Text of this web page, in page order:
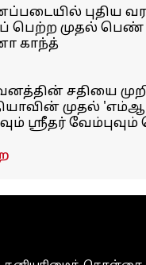
புதிய
பெற்ற முதல்
காந்த்
சதியை
முதல்
ஸ்ரீதர்